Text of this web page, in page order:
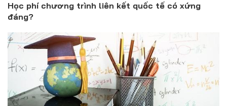
Học phí chương trình liên kết quốc tế có xứng
đáng?